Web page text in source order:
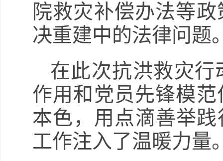
院救灾补偿办法等
决重建中的法律问题
在此次抗洪救灾
作用和党员先锋模
本色，用点滴善举
工作注入了温暖力量